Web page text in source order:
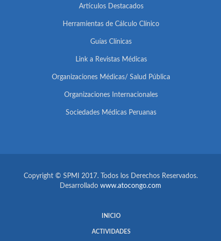
Artículos Destacados
Herramientas de Cálculo Clínico
Guías Clínicas
Link a Revistas Médicas
Organizaciones Médicas/ Salud Pública
Organizaciones Internacionales
Sociedades Médicas Peruanas
Copyright © SPMI 2017. Todos los Derechos Reservados.
Desarrollado www.atocongo.com
INICIO
ACTIVIDADES